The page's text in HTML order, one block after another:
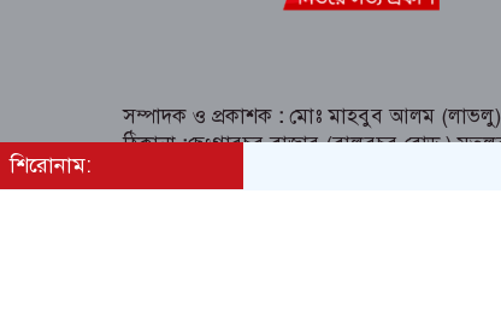
সম্পাদক ও প্রকাশক : মোঃ মাহবুব আলম (লাভলু)
ঠিকানা:ছেংগারচর বাজার (বালুরচর রোড )
শিরোনাম: